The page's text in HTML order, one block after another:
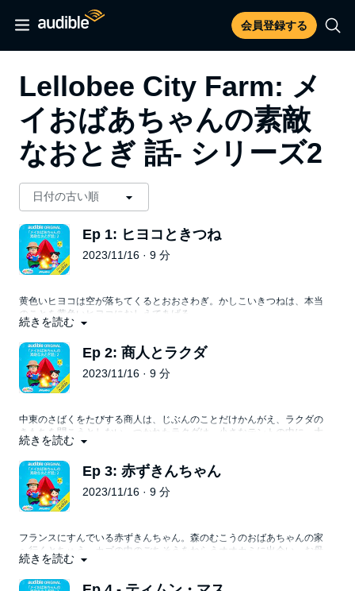
会員登録する
Lellobee City Farm: メ
イおばあちゃんの素敵
なおとぎ 話- シリーズ2
Ep 1: ヒヨコときつね
2023/11/16 · 9 分
黄色いヒヨコは空が落ちてくるとおおさわぎ。かしこいきつねは、本当
のことを黄色いヒヨコにおしえてあげる。
続きを読む
Ep 2: 商人とラクダ
2023/11/16 · 9 分
中東のさばくをたびする商人は、じぶんのことだけかんがえ、ラクダの
きもちを聞こうとしない。つかれたラクダは、小さなテントの中に、大
きな体をモゾモゾともぐりこませる。
続きを読む
Ep 3: 赤ずきんちゃん
2023/11/16 · 9 分
フランスにすんでいる赤ずきんちゃん。森のむこうのおばあちゃんの家
へ行くとちゅう、カゴの中のごちそうをねらうオオカミに出会い、お母
さんの言いつけをやぶってしまう。
続きを読む